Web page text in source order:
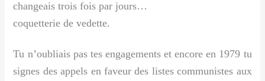
changeais trois fois par jours…
coquetterie de vedette.
Tu n’oubliais pas tes engagements et encore en 1979 tu
signes des appels en faveur des listes communistes aux